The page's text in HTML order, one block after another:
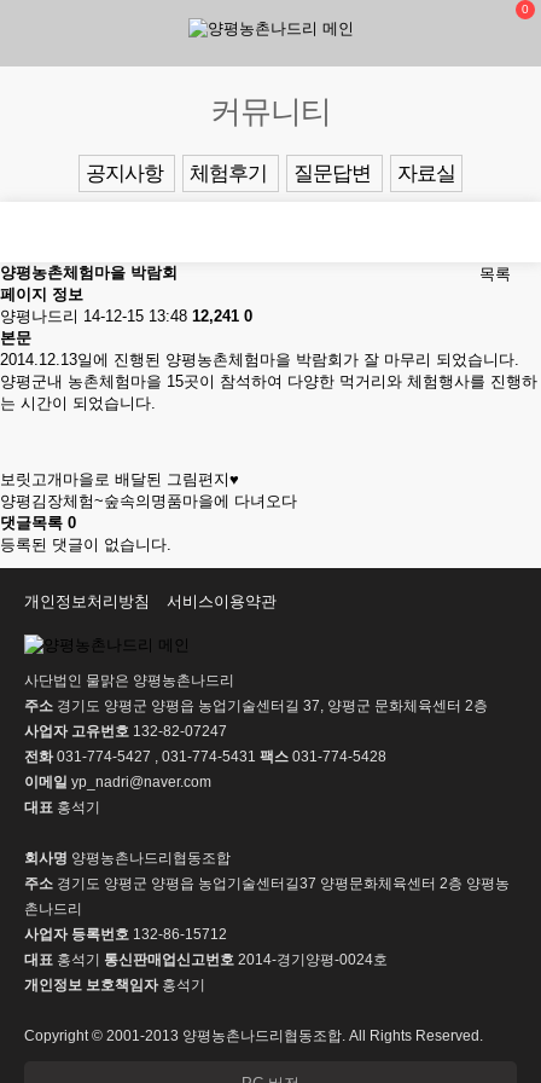
0
커뮤니티
공지사항 체험후기 질문답변 자료실
목록
양평농촌체험마을 박람회
페이지 정보
양평나드리 14-12-15 13:48 12,241 0
본문
2014.12.13일에 진행된 양평농촌체험마을 박람회가 잘 마무리 되었습니다.
양평군내 농촌체험마을 15곳이 참석하여 다양한 먹거리와 체험행사를 진행하
는 시간이 되었습니다.
보릿고개마을로 배달된 그림편지♥
양평김장체험~숲속의명품마을에 다녀오다
댓글목록 0
등록된 댓글이 없습니다.
개인정보처리방침 서비스이용약관
사단법인 물맑은 양평농촌나드리
주소 경기도 양평군 양평읍 농업기술센터길 37, 양평군 문화체육센터 2층
사업자 고유번호 132-82-07247
전화031-774-5427 , 031-774-5431 팩스 031-774-5428
이메일 yp_nadri@naver.com
대표 홍석기
회사명 양평농촌나드리협동조합
주소 경기도 양평군 양평읍 농업기술센터길37 양평문화체육센터 2층 양평농
촌나드리
사업자 등록번호 132-86-15712
대표 홍석기 통신판매업신고번호 2014-경기양평-0024호
개인정보 보호책임자홍석기
Copyright © 2001-2013 양평농촌나드리협동조합. All Rights Reserved.